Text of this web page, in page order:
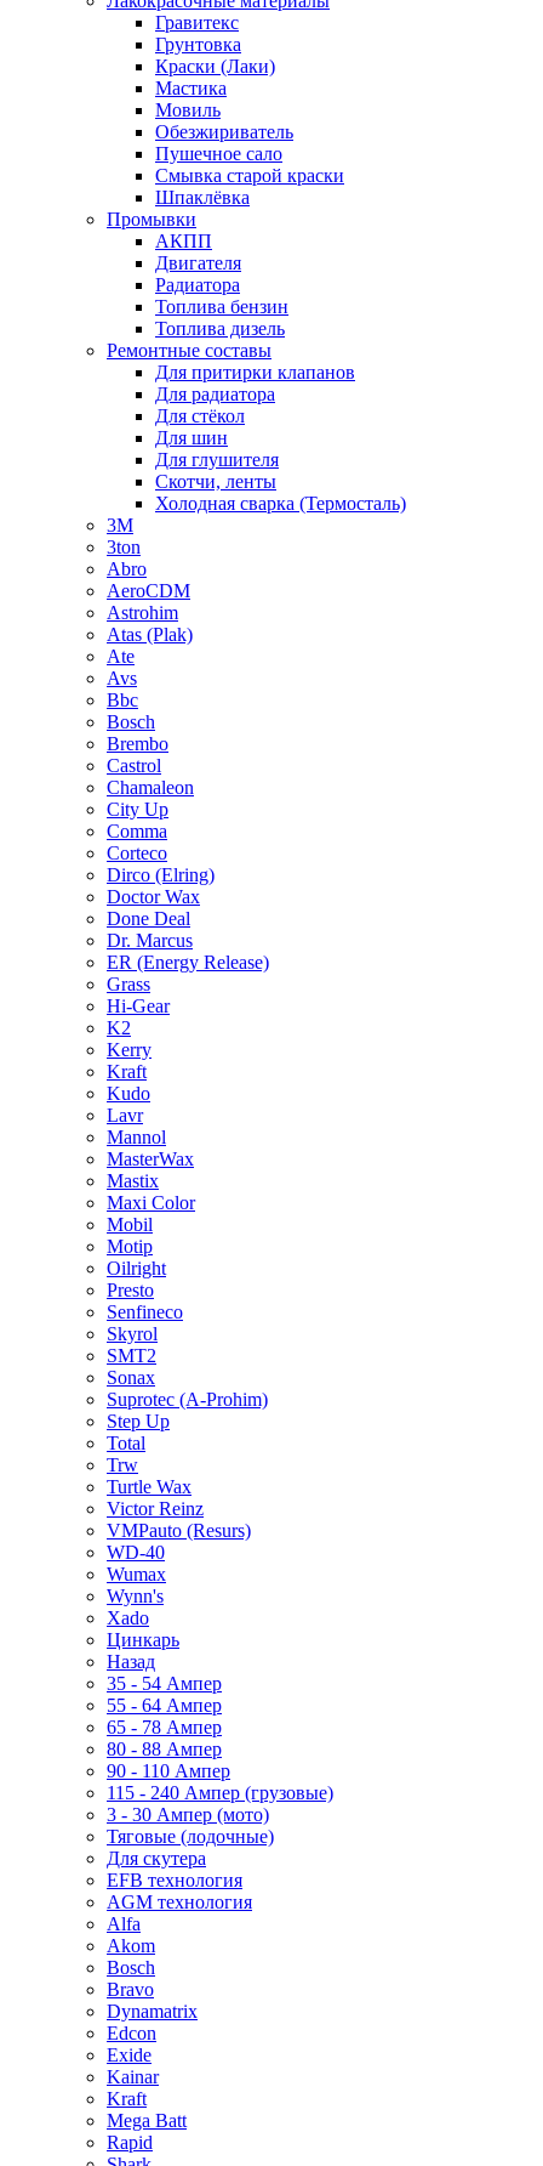
Гравитекс
Грунтовка
Краски (Лаки)
Мастика
Мовиль
Обезжириватель
Пушечное сало
Смывка старой краски
Шпаклёвка
Промывки
АКПП
Двигателя
Радиатора
Топлива бензин
Топлива дизель
Ремонтные составы
Для притирки клапанов
Для радиатора
Для стёкол
Для шин
Для глушителя
Скотчи, ленты
Холодная сварка (Термосталь)
3M
3ton
Abro
AeroCDM
Astrohim
Atas (Plak)
Ate
Avs
Bbc
Bosch
Brembo
Castrol
Chamaleon
City Up
Comma
Corteco
Dirco (Elring)
Doctor Wax
Done Deal
Dr. Marcus
ER (Energy Release)
Grass
Hi-Gear
K2
Kerry
Kraft
Kudo
Lavr
Mannol
MasterWax
Mastix
Maxi Color
Mobil
Motip
Oilright
Presto
Senfineco
Skyrol
SMT2
Sonax
Suprotec (A-Prohim)
Step Up
Total
Trw
Turtle Wax
Victor Reinz
VMPauto (Resurs)
WD-40
Wumax
Wynn's
Xado
Цинкарь
Назад
35 - 54 Ампер
55 - 64 Ампер
65 - 78 Ампер
80 - 88 Ампер
90 - 110 Ампер
115 - 240 Ампер (грузовые)
3 - 30 Ампер (мото)
Тяговые (лодочные)
Для скутера
EFB технология
AGM технология
Alfa
Akom
Bosch
Bravo
Dynamatrix
Edcon
Exide
Kainar
Kraft
Mega Batt
Rapid